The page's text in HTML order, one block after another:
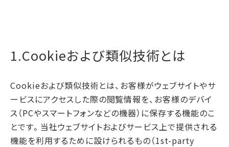
1.Cookieおよび類似技術とは
Cookieおよび類似技術とは、お客様がウェブサイトやサ
ービスにアクセスした際の閲覧情報を、お客様のデバイ
ス（PCやスマートフォンなどの機器）に保存する機能のこ
とです。当社ウェブサイトおよびサービス上で提供される
機能を利用するために設けられるもの（1st-party